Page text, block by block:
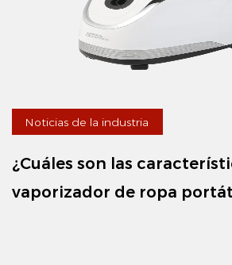
Noticias de la industria
¿Cuáles son las
vaporizador de ropa